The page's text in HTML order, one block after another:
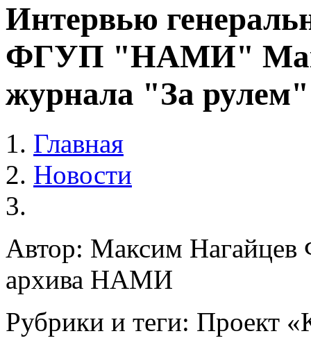
Интервью
ФГУП "НАМИ"
журнала "За
Главная
Новости
Автор: Максим Нагайцев
архива НАМИ
Рубрики и теги: Проект